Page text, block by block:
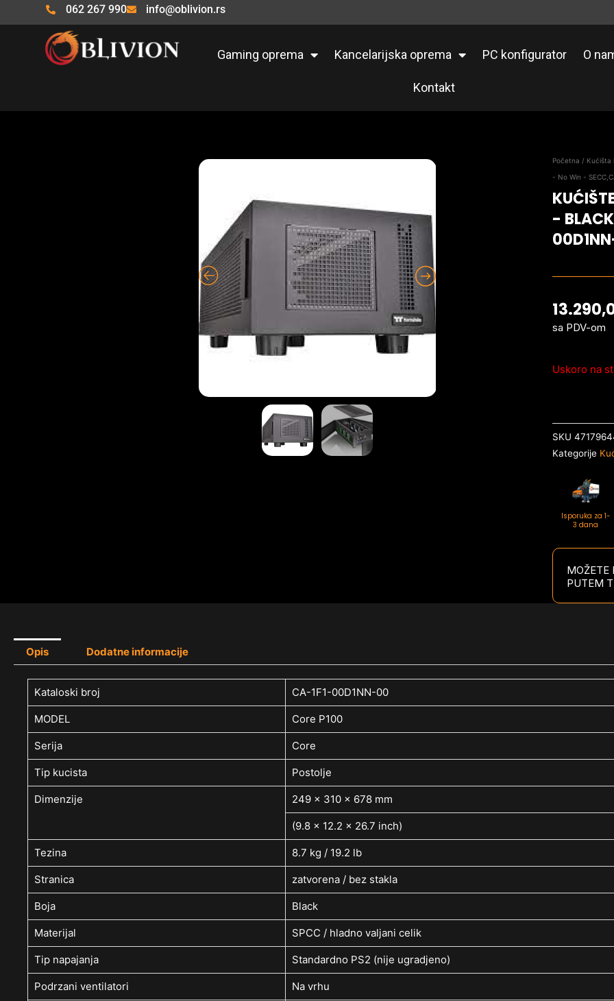
na
062 267 990 info@oblivion.rs
Gaming oprema Kancelarijska oprema PC konfigurator O
Kontakt
Početna / Kućišta
- No Win -
-
sa PDV-om
Uskoro na
SKU
Kategorije
Isporuka za 1-
3 dana
MOŽETE
PUTEM
Opis Dodatne informacije
Kataloski broj CA-1F1-00D1NN-00
MODEL Core P100
Serija Core
Tip kucista Postolje
Dimenzije 249 x 310 x 678 mm
(9.8 x 12.2 x 26.7 inch)
Tezina 8.7 kg / 19.2 lb
Stranica zatvorena / bez stakla
Boja Black
Materijal SPCC / hladno valjani celik
Tip napajanja Standardno PS2 (nije ugradjeno)
Podrzani ventilatori Na vrhu